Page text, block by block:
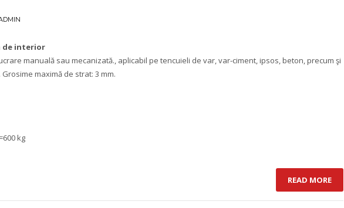
de interior
manuală sau mecanizată., aplicabil pe tencuieli de var, var-ciment, ipsos, beton, precum şi
maximă de strat: 3 mm.
kg
READ MORE